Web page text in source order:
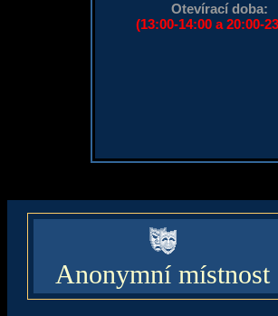
Otevírací doba:
(13:00-14:00 a 20:00-
Anonymní místnost